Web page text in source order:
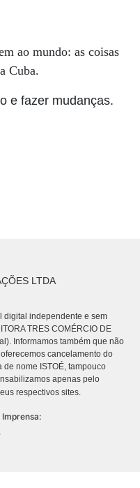
ao mundo: as coisas
Cuba.
e fazer mudanças.
LTDA
digital independente e sem
TRES COMÉRCIO DE
Informamos também que não
cancelamento do
nome ISTOÉ, tampouco
apenas pelo
respectivos sites.